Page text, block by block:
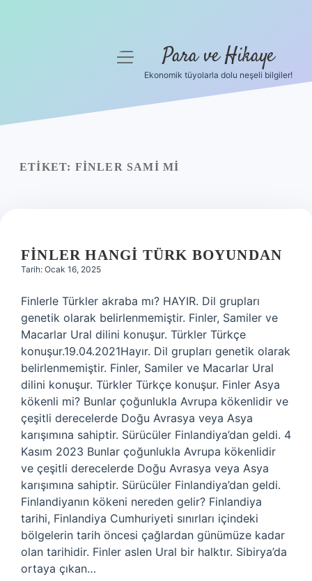
Yasal Uyarı
menüyü
Para ve Hikaye
Ekonomik tüyolarla dolu neşeli bilgiler!
ETIKET: FINLER SAMI MI
FINLER HANGI TÜRK BOYUNDAN
Tarih: Ocak 16, 2025
Finlerle Türkler akraba mı? HAYIR. Dil grupları
genetik olarak belirlenmemiştir. Finler, Samiler ve
Macarlar Ural dilini konuşur. Türkler Türkçe
konuşur.19.04.2021Hayır. Dil grupları genetik olarak
belirlenmemiştir. Finler, Samiler ve Macarlar Ural
dilini konuşur. Türkler Türkçe konuşur. Finler Asya
kökenli mi? Bunlar çoğunlukla Avrupa kökenlidir ve
çeşitli derecelerde Doğu Avrasya veya Asya
karışımına sahiptir. Sürücüler Finlandiya’dan geldi. 4
Kasım 2023 Bunlar çoğunlukla Avrupa kökenlidir
ve çeşitli derecelerde Doğu Avrasya veya Asya
karışımına sahiptir. Sürücüler Finlandiya’dan geldi.
Finlandiyanın kökeni nereden gelir? Finlandiya
tarihi, Finlandiya Cumhuriyeti sınırları içindeki
bölgelerin tarih öncesi çağlardan günümüze kadar
olan tarihidir. Finler aslen Ural bir halktır. Sibirya’da
ortaya çıkan…